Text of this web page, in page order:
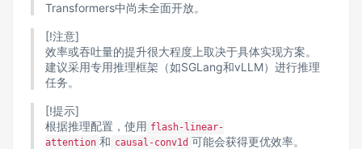
Transformers中尚未全面开放。
[!注意]
效率或吞吐量的提升很大程度上取决于具体实现方案。
建议采用专用推理框架（如SGLang和vLLM）进行推理
任务。
[!提示]
根据推理配置，使用 flash-linear-
attention 和 causal-conv1d 可能会获得更优效率。